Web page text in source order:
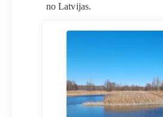
no Latvijas.